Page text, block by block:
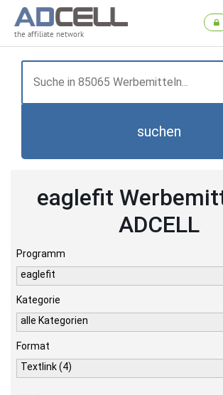
the affiliate network
suchen
eaglefit
ADCELL
Programm
eaglefit
Kategorie
alle Kategorien
Format
Textlink (4)